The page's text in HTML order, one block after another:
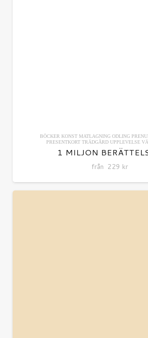
BÖCKER KONST MATLAGNING ODLING
PRESENTKORT TRÄDGÅRD UPPLEVELSE
1 MILJON
från 229 kr